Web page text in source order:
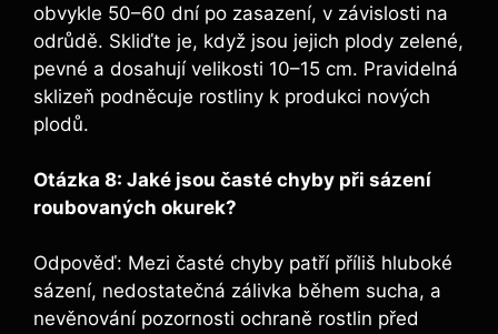
obvykle 50–60 dní po zasazení, v závislosti na
odrůdě. Skliďte je, když jsou jejich plody zelené,
pevné a dosahují velikosti 10–15 cm. Pravidelná
⁢sklizeň podněcuje rostliny k produkci ⁢nových
plodů.
Otázka 8: Jaké jsou časté chyby při ⁢sázení
roubovaných okurek?
Odpověď: Mezi časté⁤ chyby patří příliš hluboké
sázení,⁣ nedostatečná zálivka⁢ během sucha, a
nevěnování pozornosti ochraně rostlin před